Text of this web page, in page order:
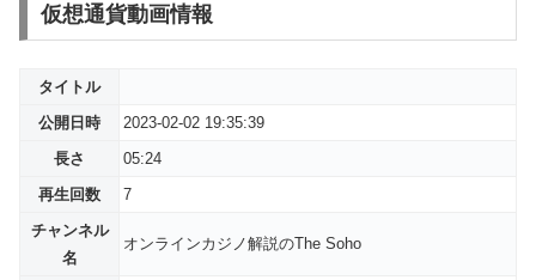
仮想通貨動画情報
タイトル
公開日時
2023-02-02 19:35:39
長さ
05:24
再生回数
7
チャンネル
名
オンラインカジノ解説のThe Soho